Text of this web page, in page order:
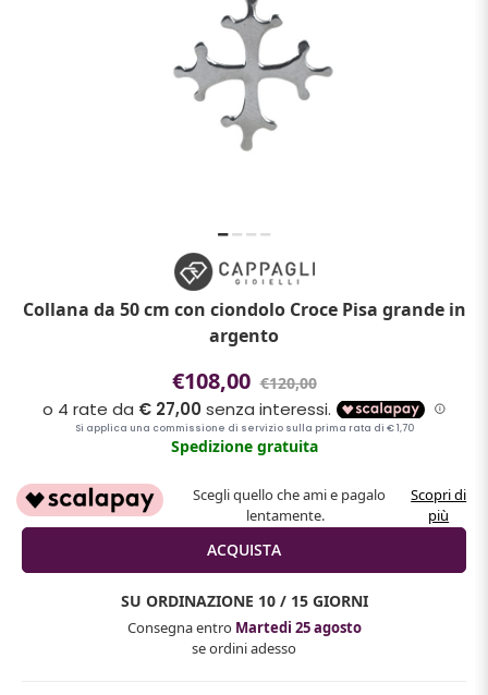
Collana da 50 cm con ciondolo Croce Pisa grande in
argento
€108,00 €120,00
Spedizione gratuita
Scegli quello che ami e pagalo
lentamente.
Scopri di
più
SU ORDINAZIONE 10 / 15 GIORNI
Consegna entro Martedi 25 agosto
se ordini adesso